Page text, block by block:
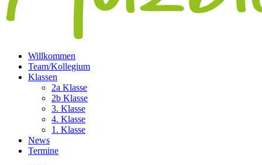
Willkommen
Team/Kollegium
Klassen
2a Klasse
2b Klasse
3. Klasse
4. Klasse
1. Klasse
News
Termine